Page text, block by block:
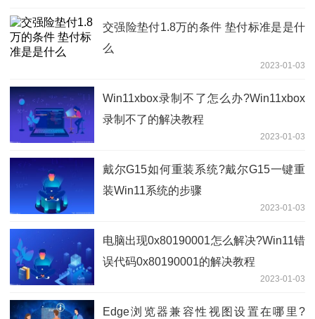
交强险垫付1.8万的条件 垫付标准是是什
么
2023-01-03
​Win11xbox录制不了怎么办?Win11xbox
录制不了的解决教程
2023-01-03
戴尔G15如何重装系统?戴尔G15一键重
装Win11系统的步骤
2023-01-03
电脑出现0x80190001怎么解决?Win11错
误代码0x80190001的解决教程
2023-01-03
Edge浏览器兼容性视图设置在哪里?